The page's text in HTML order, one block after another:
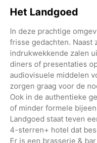
Het Landgoed
In deze prachtige
frisse gedachten. Naast
indrukwekkende zalen
diners of presentaties
audiovisuele middelen
zorgen graag voor de
Ook in de authentieke
of minder formele
Landgoed staat teven
4-sterren+ hotel dat
Er is een brasserie &